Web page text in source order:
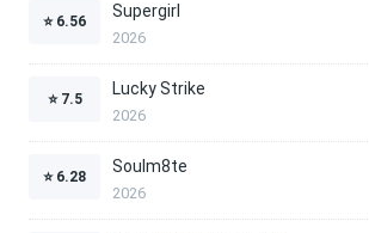
⭐ 6.56
Supergirl
2026
⭐ 7.5
Lucky Strike
2026
⭐ 6.28
Soulm8te
2026